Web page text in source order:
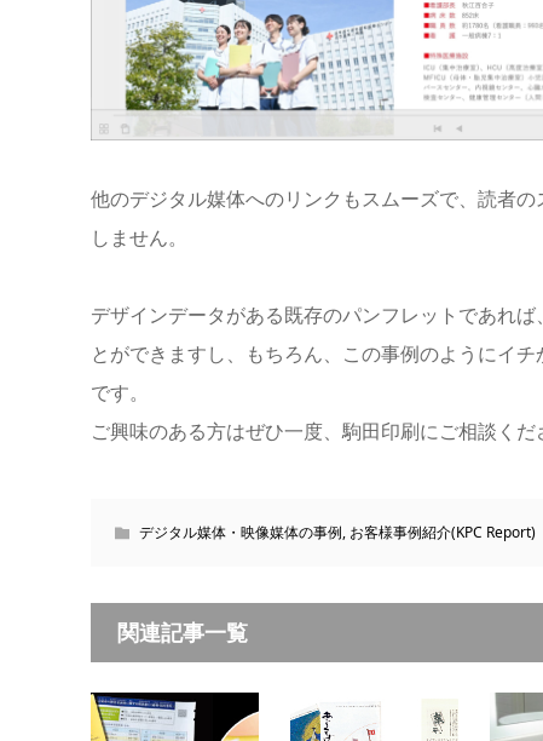
他のデジタル媒体へのリンクもスムーズで、読者
しません。
デザインデータがある既存のパンフレットであれ
とができますし、もちろん、この事例のようにイ
です。
ご興味のある方はぜひ一度、駒田印刷にご相談くだ
デジタル媒体・映像媒体の事例, お客様事例紹介(KPC Report)
関連記事一覧